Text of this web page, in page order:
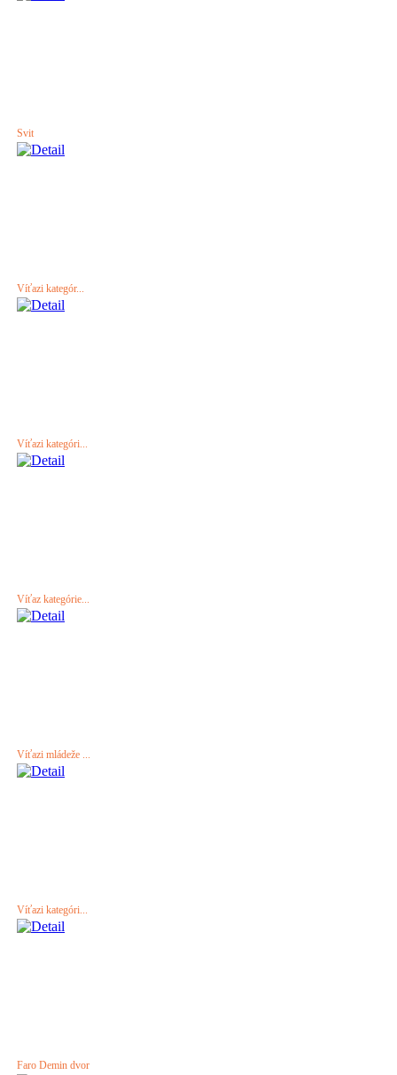
Svit
Víťazi kategór...
Víťazi kategóri...
Víťaz kategórie...
Víťazi mládeže ...
Víťazi kategóri...
Faro Demin dvor